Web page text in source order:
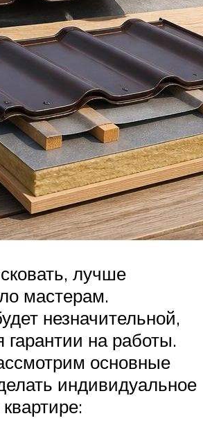
лучше
мастерам.
незначительной,
гарантии на работы.
основные
индивидуальное